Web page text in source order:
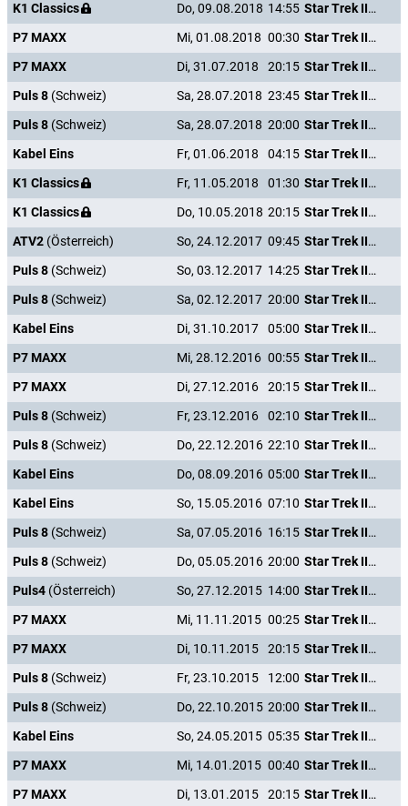
K1 Classics
Do, 09.08.2018 14:55
Star Trek III - Auf der Suche nach Mr. Spock
P7 MAXX
Mi, 01.08.2018 00:30
Star Trek III - Auf der Suche nach Mr. Spock
P7 MAXX
Di, 31.07.2018 20:15
Star Trek III - Auf der Suche nach Mr. Spock
Puls 8 (Schweiz) Sa, 28.07.2018 23:45
Star Trek III - Auf der Suche nach Mr. Spock
Puls 8 (Schweiz) Sa, 28.07.2018 20:00
Star Trek III - Auf der Suche nach Mr. Spock
Kabel Eins
Fr, 01.06.2018 04:15
Star Trek III - Auf der Suche nach Mr. Spock
K1 Classics
Fr, 11.05.2018 01:30
Star Trek III - Auf der Suche nach Mr. Spock
K1 Classics
Do, 10.05.2018 20:15
Star Trek III - Auf der Suche nach Mr. Spock
ATV2 (Österreich) So, 24.12.2017 09:45
Star Trek III - Auf der Suche nach Mr. Spock
Puls 8 (Schweiz) So, 03.12.2017 14:25
Star Trek III - Auf der Suche nach Mr. Spock
Puls 8 (Schweiz) Sa, 02.12.2017 20:00
Star Trek III - Auf der Suche nach Mr. Spock
Kabel Eins
Di, 31.10.2017 05:00
Star Trek III - Auf der Suche nach Mr. Spock
P7 MAXX
Mi, 28.12.2016 00:55
Star Trek III - Auf der Suche nach Mr. Spock
P7 MAXX
Di, 27.12.2016 20:15
Star Trek III - Auf der Suche nach Mr. Spock
Puls 8 (Schweiz) Fr, 23.12.2016 02:10
Star Trek III - Auf der Suche nach Mr. Spock
Puls 8 (Schweiz) Do, 22.12.2016 22:10
Star Trek III - Auf der Suche nach Mr. Spock
Kabel Eins
Do, 08.09.2016 05:00
Star Trek III - Auf der Suche nach Mr. Spock
Kabel Eins
So, 15.05.2016 07:10
Star Trek III - Auf der Suche nach Mr. Spock
Puls 8 (Schweiz) Sa, 07.05.2016 16:15
Star Trek III - Auf der Suche nach Mr. Spock
Puls 8 (Schweiz) Do, 05.05.2016 20:00
Star Trek III - Auf der Suche nach Mr. Spock
Puls4 (Österreich) So, 27.12.2015 14:00
Star Trek III - Auf der Suche nach Mr. Spock
P7 MAXX
Mi, 11.11.2015 00:25
Star Trek III - Auf der Suche nach Mr. Spock
P7 MAXX
Di, 10.11.2015 20:15
Star Trek III - Auf der Suche nach Mr. Spock
Puls 8 (Schweiz) Fr, 23.10.2015 12:00
Star Trek III - Auf der Suche nach Mr. Spock
Puls 8 (Schweiz) Do, 22.10.2015 20:00
Star Trek III - Auf der Suche nach Mr. Spock
Kabel Eins
So, 24.05.2015 05:35
Star Trek III - Auf der Suche nach Mr. Spock
P7 MAXX
Mi, 14.01.2015 00:40
Star Trek III - Auf der Suche nach Mr. Spock
P7 MAXX
Di, 13.01.2015 20:15
Star Trek III - Auf der Suche nach Mr. Spock